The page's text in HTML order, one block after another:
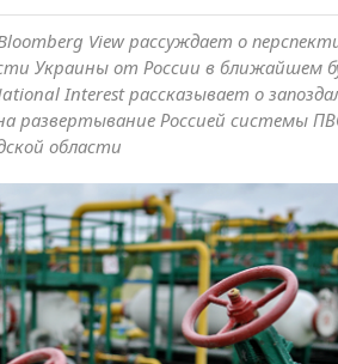
View рассуждает о
Украины от России в ближайшем
Interest рассказывает о
развертывание Россией системы
области